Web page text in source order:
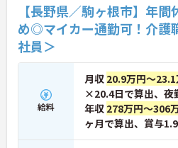
【長野県／駒ヶ根市】年
め◎マイカー通勤可！介護
社員＞
給料
月収 20.9万円～23.1
×20.4日で算出、夜
年収 278万円～306
ヶ月で算出、賞与